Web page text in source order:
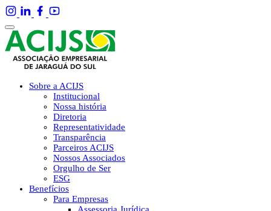
Sobre a ACIJS
Institucional
Nossa história
Diretoria
Representatividade
Transparência
Parceiros ACIJS
Nossos Associados
Orgulho de Ser
ESG
Benefícios
Para Empresas